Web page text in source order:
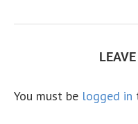
You must be logged in